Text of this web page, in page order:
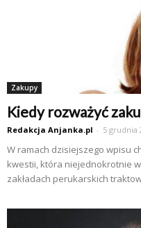
Zakupy
Kiedy rozważyć
Redakcja Anjanka.pl - 5 grudnia
W ramach dzisiejszego wpisu
kwestii, która niejednokrotnie
zakładach perukarskich